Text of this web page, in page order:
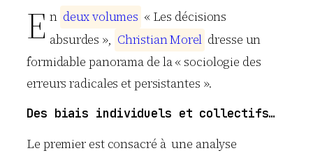
E n deuxvolumes « Les décisions
absurdes », ChristianMorel dresse un
formidable panorama de la « sociologie des
erreurs radicales et persistantes ».
Des biais individuels et collectifs…
Le premier est consacré à une analyse